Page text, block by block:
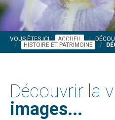
VOUS ÊTES ICI : ACCUEIL
HISTOIRE ET PATRIMOINE
Découvrir la
images...